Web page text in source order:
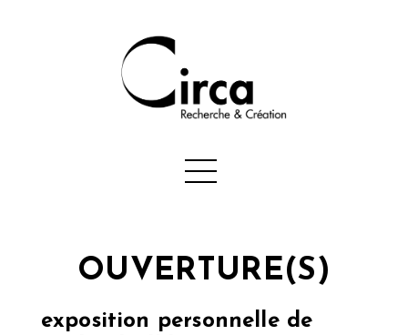
OUVERTURE(S)
exposition personnelle de